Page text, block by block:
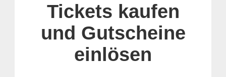
Tickets kaufen
und Gutscheine
einlösen